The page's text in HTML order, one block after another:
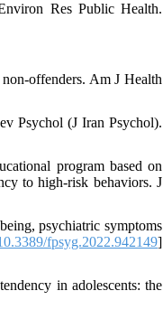
Res Public Health.
offenders. Am J Health
Psychol (J Iran Psychol).
program based on
to high-risk behaviors. J
psychiatric symptoms
fpsyg.2022.942149]
in adolescents: the